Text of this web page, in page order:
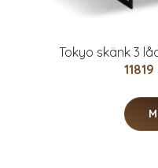
Tokyo skänk 3
11819